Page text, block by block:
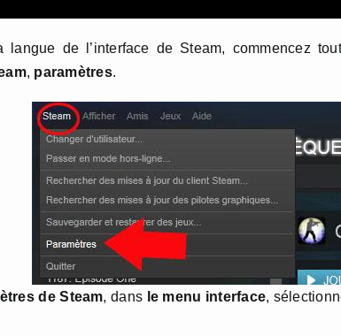
langue de l’interface de Steam, commencez
, paramètres.
de Steam, dans le menu interface,